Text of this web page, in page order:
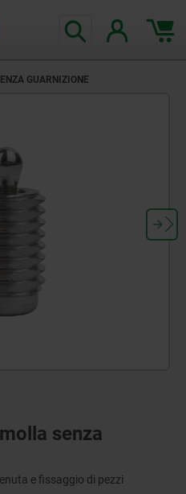
GUARNIZIONE
senza
e fissaggio di pezzi